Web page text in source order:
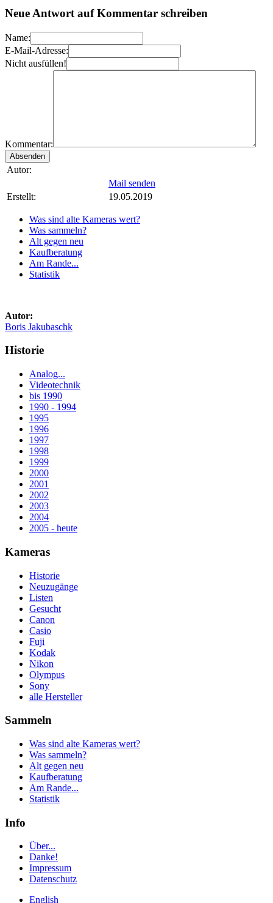
Neue Antwort auf Kommentar schreiben
Name:
E-Mail-Adresse:
Nicht ausfüllen!
Kommentar:
Autor:
Mail senden
Erstellt:
19.05.2019
Was sind alte Kameras wert?
Was sammeln?
Alt gegen neu
Kaufberatung
Am Rande...
Statistik
Autor:
Boris Jakubaschk
Historie
Analog...
Videotechnik
bis 1990
1990 - 1994
1995
1996
1997
1998
1999
2000
2001
2002
2003
2004
2005 - heute
Kameras
Historie
Neuzugänge
Listen
Gesucht
Canon
Casio
Fuji
Kodak
Nikon
Olympus
Sony
alle Hersteller
Sammeln
Was sind alte Kameras wert?
Was sammeln?
Alt gegen neu
Kaufberatung
Am Rande...
Statistik
Info
Über...
Danke!
Impressum
Datenschutz
English